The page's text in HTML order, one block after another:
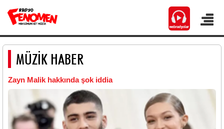
MÜZİK HABER
Zayn Malik hakkında şok iddia